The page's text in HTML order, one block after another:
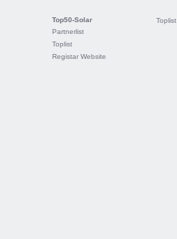
Top50-Solar
Partnerlist
Toplist
Registar Website
Toplist